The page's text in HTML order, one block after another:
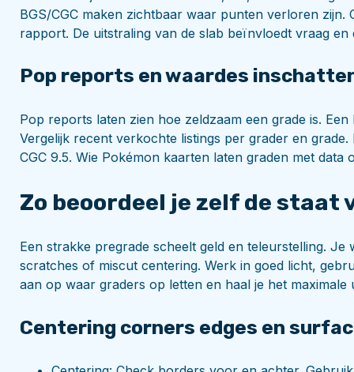
BGS/CGC maken zichtbaar waar punten verloren zijn.
rapport. De uitstraling van de slab beïnvloedt vraag
Pop reports en waardes
Pop reports laten zien hoe zeldzaam een grade is.
Vergelijk recent verkochte listings per grader en
CGC 9.5. Wie Pokémon kaarten laten graden met
Zo beoordeel je zelf de staat
Een strakke pregrade scheelt geld en teleurstelling.
scratches of miscut centering. Werk in goed licht,
aan op waar graders op letten en haal je het
Centering corners edges en